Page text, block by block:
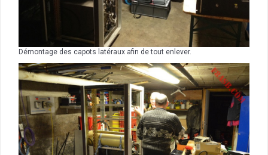
Démontage des capots latéraux afin de tout enlever.